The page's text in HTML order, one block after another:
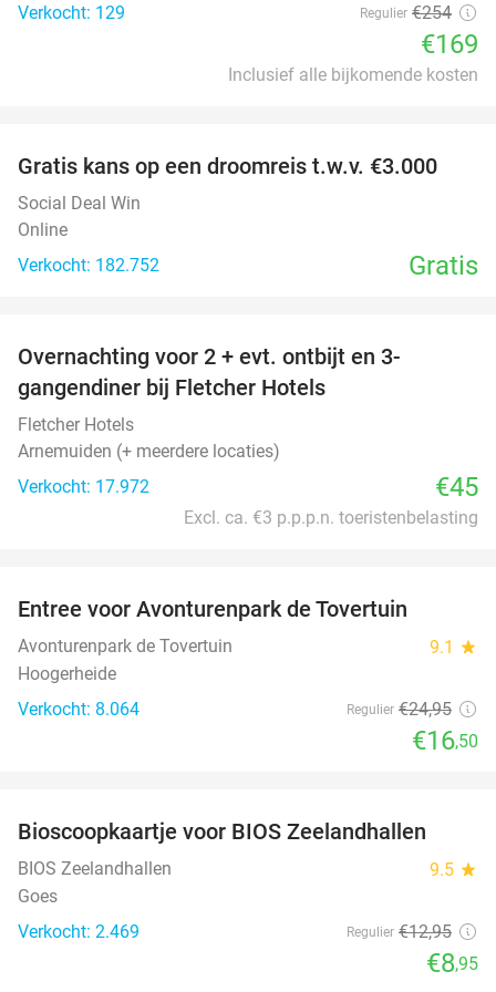
Verkocht: 129 Regulier €254
€169
Inclusief alle bijkomende kosten
Gratis kans op een droomreis t.w.v. €3.000
Social Deal Win
Online
Verkocht: 182.752
Gratis
Overnachting voor 2 + evt. ontbijt en 3-
gangendiner bij Fletcher Hotels
Fletcher Hotels
Arnemuiden (+ meerdere locaties)
Verkocht: 17.972
€45
Excl. ca. €3 p.p.p.n. toeristenbelasting
Entree voor Avonturenpark de Tovertuin
Avonturenpark de Tovertuin 9.1 star
Hoogerheide
Verkocht: 8.064
Regulier €24,95
€16,50
Bioscoopkaartje voor BIOS Zeelandhallen
BIOS Zeelandhallen 9.5 star
Goes
Verkocht: 2.469
Regulier €12,95
€8,95